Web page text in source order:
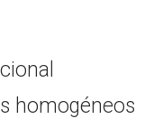
homogéneos